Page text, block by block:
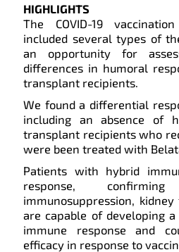
HIGHLIGHTS
The COVID-19
included several types of
an opportunity for
differences in humoral
transplant recipients.
We found a differential
including an absence of
transplant recipients who
were been treated with
Patients with hybrid
response,
immunosuppression,
are capable of developing
immune response and
efficacy in response to